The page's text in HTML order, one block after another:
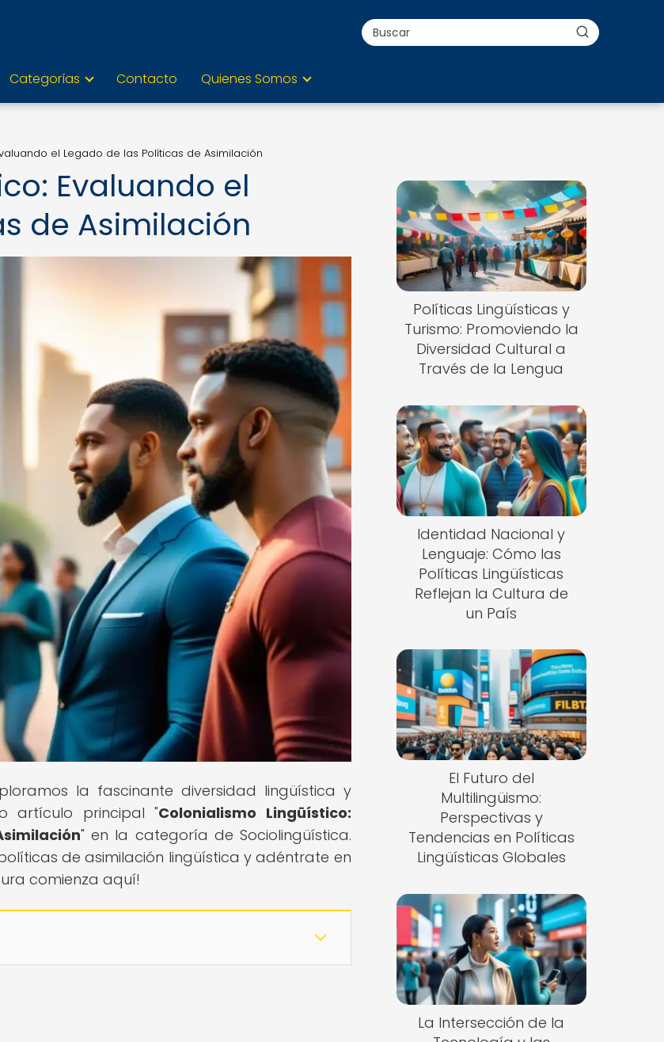
Categorías Contacto Quienes Somos
el Legado de las Políticas de Asimilación
Evaluando el
de Asimilación
la fascinante diversidad lingüística y
artículo principal "Colonialismo Lingüístico:
" en la categoría de Sociolingüística.
de asimilación lingüística y adéntrate en
comienza aquí!
Políticas Lingüísticas y
Turismo: Promoviendo la
Diversidad Cultural a
Través de la Lengua
Identidad Nacional y
Lenguaje: Cómo las
Políticas Lingüísticas
Reflejan la Cultura de
un País
El Futuro del
Multilingüismo:
Perspectivas y
Tendencias en Políticas
Lingüísticas Globales
La Intersección de la